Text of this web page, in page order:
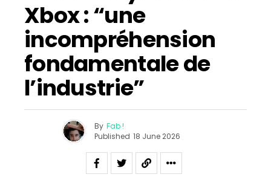
Xbox : “une
incompréhension
fondamentale de
l’industrie”
By Fab !
Published 18 June 2026